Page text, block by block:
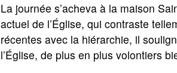
La journée s’acheva à la maison
actuel de l’Église, qui contraste
récentes avec la hiérarchie, il
l’Église, de plus en plus volontiers